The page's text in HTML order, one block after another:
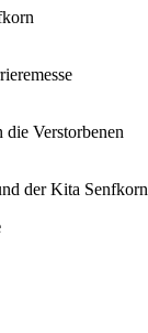
die Verstorbenen
der Kita Senfkorn